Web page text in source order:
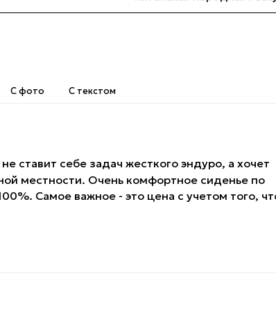
С фото С текстом
ставит себе задач жесткого эндуро, а хочет
местности. Очень комфортное сиденье по
Самое важное - это цена с учетом того,